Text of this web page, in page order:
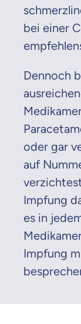
bei einer
Dennoch
oder gar
auf
Impfung
es in
Impfung